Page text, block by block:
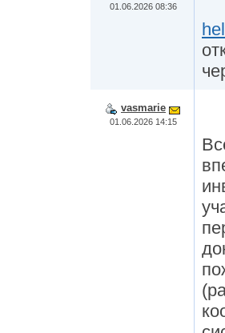
01.06.2026 08:36
vasmarie
01.06.2026 14:15